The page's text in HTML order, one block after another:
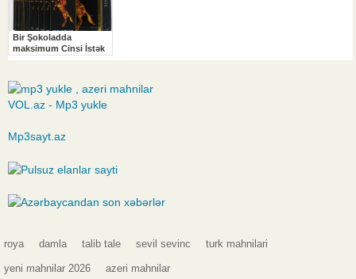
VOL.az - Mp3 yukle
Mp3sayt.az
roya damla talib tale sevil sevinc turk mahnilari
yeni mahnilar 2026 azeri mahnilar